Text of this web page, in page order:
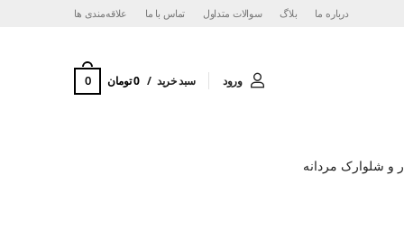
درباره ما بلاگ سوالات متداول تماس با ما ‌علاقه‌مندی ها
ورود سبد خرید 0 تومان 0
و شلوارک مردانه